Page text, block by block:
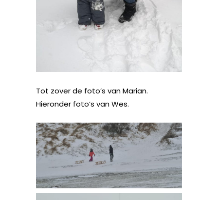
Tot zover de foto’s van Marian.
Hieronder foto’s van Wes.